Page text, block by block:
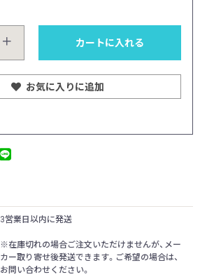
＋ カートに入れる
お気に入りに追加
3営業日以内に発送
※在庫切れの場合ご注文いただけませんが、メー
カー取り寄せ後発送できます。ご希望の場合は、
お問い合わせください。